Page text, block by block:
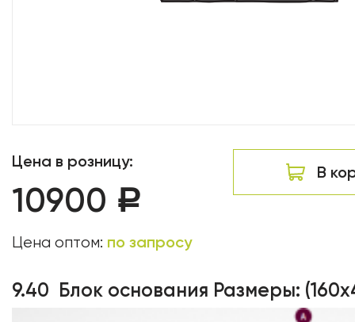
Цена в розницу:
10900 Р
Цена оптом: по запросу
В
9.40 Блок основания Размеры: